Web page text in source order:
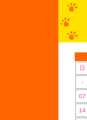
日
-
07
14